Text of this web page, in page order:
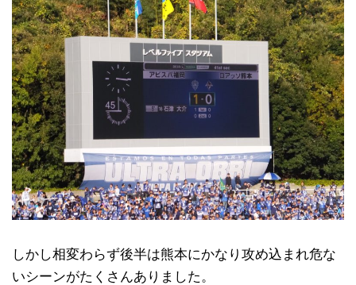
しかし相変わらず後半は熊本にかなり攻め込まれ危な
いシーンがたくさんありました。